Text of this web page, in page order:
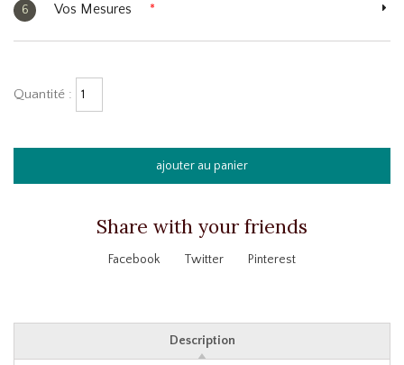
6 Vos Mesures *
Quantité :
ajouter au panier
Share with your friends
Facebook Twitter Pinterest
Description